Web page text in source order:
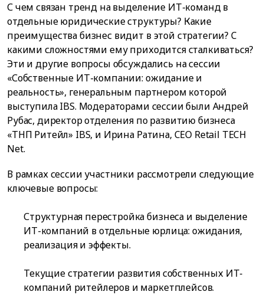
С чем связан тренд на выделение ИТ-команд в
отдельные юридические структуры? Какие
преимущества бизнес видит в этой стратегии? C
какими сложностями ему приходится сталкиваться?
Эти и другие вопросы обсуждались на сессии
«Собственные ИТ-компании: ожидание и
реальность», генеральным партнером которой
выступила IBS. Модераторами сессии были Андрей
Рубас, директор отделения по развитию бизнеса
«ТНП Ритейл» IBS, и Ирина Ратина, CEO Retail TECH
Net.
В рамках сессии участники рассмотрели следующие
ключевые вопросы:
Структурная перестройка бизнеса и выделение
ИТ-компаний в отдельные юрлица: ожидания,
реализация и эффекты.
Текущие стратегии развития собственных ИТ-
компаний ритейлеров и маркетплейсов.